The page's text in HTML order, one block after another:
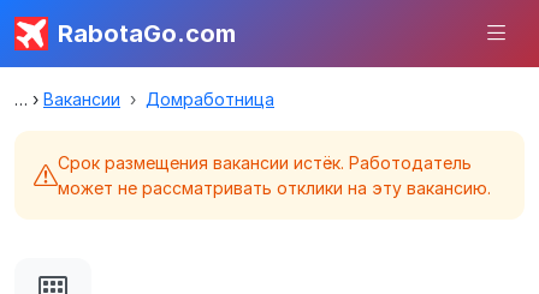
RabotaGo.com
Вакансии Домработница
Срок размещения вакансии истёк. Работодатель
может не рассматривать отклики на эту вакансию.